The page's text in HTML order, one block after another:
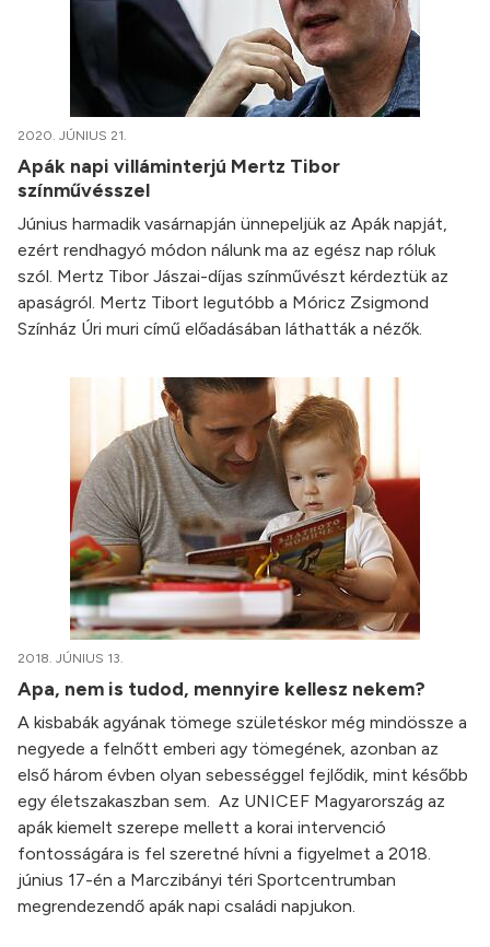
2020. JÚNIUS 21.
Apák napi villáminterjú Mertz Tibor
színművésszel
Június harmadik vasárnapján ünnepeljük az Apák napját,
ezért rendhagyó módon nálunk ma az egész nap róluk
szól. Mertz Tibor Jászai-díjas színművészt kérdeztük az
apaságról. Mertz Tibort legutóbb a Móricz Zsigmond
Színház Úri muri című előadásában láthatták a nézők.
2018. JÚNIUS 13.
Apa, nem is tudod, mennyire kellesz nekem?
A kisbabák agyának tömege születéskor még mindössze a
negyede a felnőtt emberi agy tömegének, azonban az
első három évben olyan sebességgel fejlődik, mint később
egy életszakaszban sem. Az UNICEF Magyarország az
apák kiemelt szerepe mellett a korai intervenció
fontosságára is fel szeretné hívni a figyelmet a 2018.
június 17-én a Marczibányi téri Sportcentrumban
megrendezendő apák napi családi napjukon.